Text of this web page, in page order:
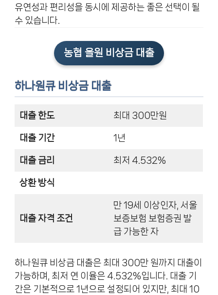
유연성과 편리성을 동시에 제공하는 좋은 선택이 될
수 있습니다.
농협 올원 비상금 대출
하나원큐 비상금 대출
대출 한도 최대 300만원
대출 기간 1년
대출 금리 최저 4.532%
상환 방식
대출 자격 조건
만 19세 이상인자, 서울
보증보험 보험증권 발
급 가능한 자
하나원큐 비상금 대출은 최대 300만 원까지 대출이
가능하며, 최저 연 이율은 4.532%입니다. 대출 기
간은 기본적으로 1년으로 설정되어 있지만, 최대 10